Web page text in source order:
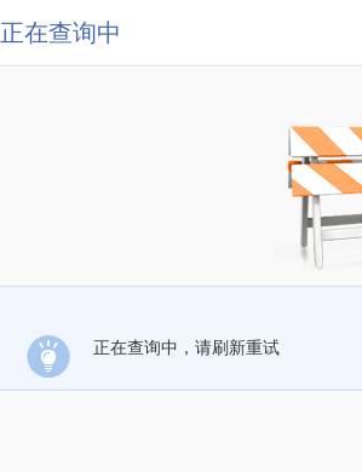
正在查询中
正在查询中，请刷新重试